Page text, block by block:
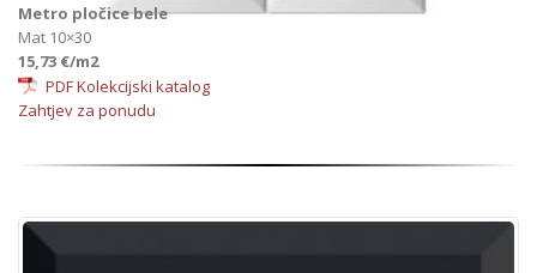
Metro pločice bele
Mat 10×30
15,73 €/m2
PDF Kolekcijski katalog
Zahtjev za ponudu